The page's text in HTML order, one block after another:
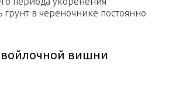
грунт в череночнике постоянно
вишни